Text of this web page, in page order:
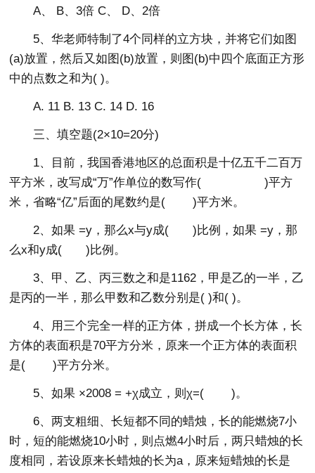
A、 B、3倍 C、 D、2倍
5、华老师特制了4个同样的立方块，并将它们如图
(a)放置，然后又如图(b)放置，则图(b)中四个底面正方形
中的点数之和为( )。
A. 11 B. 13 C. 14 D. 16
三、填空题(2×10=20分)
1、目前，我国香港地区的总面积是十亿五千二百万
平方米，改写成“万”作单位的数写作( )平方
米，省略“亿”后面的尾数约是( )平方米。
2、如果 =y，那么x与y成( )比例，如果 =y，那
么x和y成( )比例。
3、甲、乙、丙三数之和是1162，甲是乙的一半，乙
是丙的一半，那么甲数和乙数分别是( )和( )。
4、用三个完全一样的正方体，拼成一个长方体，长
方体的表面积是70平方分米，原来一个正方体的表面积
是( )平方分米。
5、如果 ×2008 = +χ成立，则χ=( )。
6、两支粗细、长短都不同的蜡烛，长的能燃烧7小
时，短的能燃烧10小时，则点燃4小时后，两只蜡烛的长
度相同，若设原来长蜡烛的长为a，原来短蜡烛的长是